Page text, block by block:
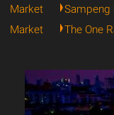
Market
Sampeng
Market
The One